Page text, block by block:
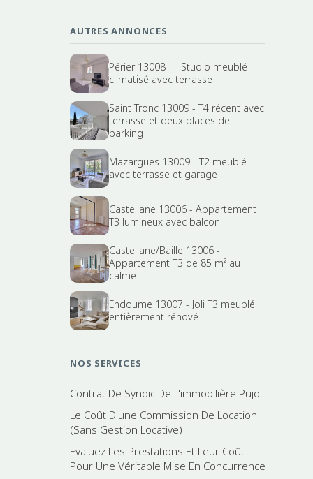
AUTRES ANNONCES
Périer 13008 — Studio meublé
climatisé avec terrasse
Saint Tronc 13009 - T4 récent avec
terrasse et deux places de
parking
Mazargues 13009 - T2 meublé
avec terrasse et garage
Castellane 13006 - Appartement
T3 lumineux avec balcon
Castellane/Baille 13006 -
Appartement T3 de 85 m² au
calme
Endoume 13007 - Joli T3 meublé
entièrement rénové
NOS SERVICES
Contrat De Syndic De L'immobilière Pujol
Le Coût D'une Commission De Location
(Sans Gestion Locative)
Evaluez Les Prestations Et Leur Coût
Pour Une Véritable Mise En Concurrence